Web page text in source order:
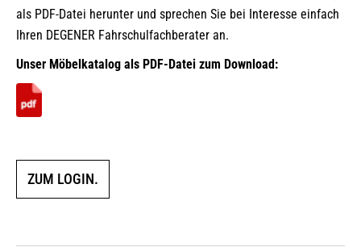
als PDF-Datei herunter und sprechen Sie bei Interesse einfach
Ihren DEGENER Fahrschulfachberater an.
Unser Möbelkatalog als PDF-Datei zum Download:
ZUM LOGIN.